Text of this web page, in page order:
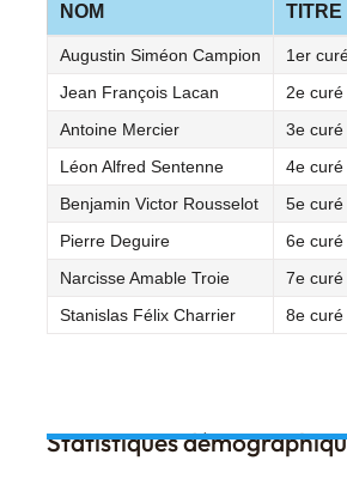
NOM TITRE
Augustin Siméon Campion 1er
Jean François Lacan
2e curé
Antoine Mercier
3e curé
Léon Alfred Sentenne
4e curé
Benjamin Victor Rousselot
5e curé
Pierre Deguire
6e curé
Narcisse Amable Troie
7e curé
Stanislas Félix Charrier
8e curé
Statistiques